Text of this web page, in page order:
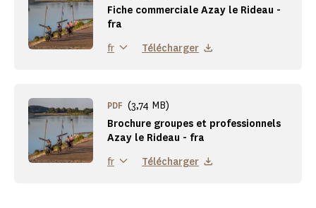
Fiche commerciale Azay le Rideau -
fra
fr Télécharger
Brochure groupes et professionnels
Azay le Rideau - fra
PDF (3,74 MB)
fr Télécharger